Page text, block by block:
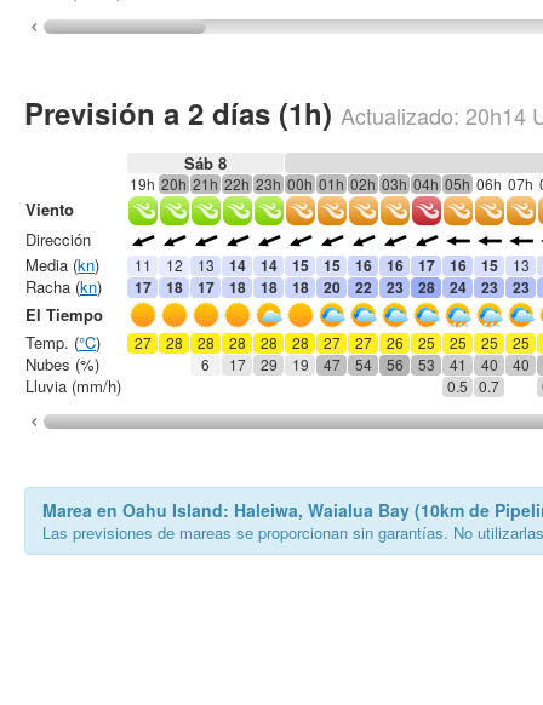
Previsión a 2 días (1h) Actualizado: 20h14
Sáb 8
19h 20h 21h 22h 23h 00h 01h 02h 03h 04h 05h 06h 07h
11 12 13 14 14 15 15 16 16 17 16 15 13
17 18 17 18 18 18 20 22 23 28 24 23 23
27 28 28 28 28 28 27 27 26 25 25 25
25
6
17 29 19 47 54 56 53 41 40
40
0.5 0.7
Viento
Dirección
Media (kn)
Racha (kn)
El Tiempo
Temp. (°C)
Nubes (%)
Lluvia (mm/h)
Marea en Oahu Island: Haleiwa, Waialua Bay (10km de
Las previsiones de mareas se proporcionan sin garantías. No